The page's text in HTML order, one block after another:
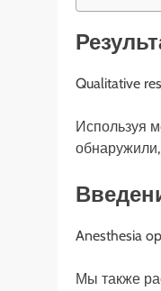
Qualitative
Используя
Anesthesia
Мы также